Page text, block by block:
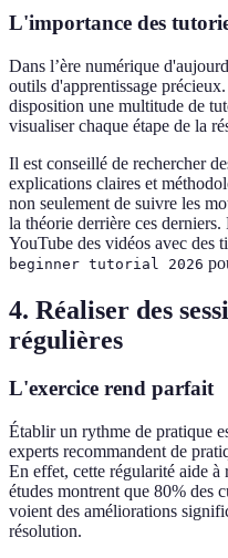
L'importance des
Dans l’ère numérique
outils d'apprentissage
disposition une multitude de
visualiser chaque étape de la
Il est conseillé de rechercher
explications claires et
non seulement de suivre les
la théorie derrière ces
YouTube des vidéos avec des
beginner tutorial 2026
4. Réaliser des
régulières
L'exercice rend parfait
Établir un rythme de pratique
experts recommandent de
En effet, cette régularité aide
études montrent que 80% des
voient des améliorations
résolution.